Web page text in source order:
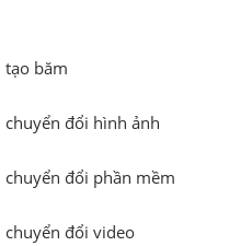
tạo băm
chuyển đổi hình ảnh
chuyển đổi phần mềm
chuyển đổi video